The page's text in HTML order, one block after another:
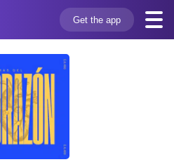
Get the app